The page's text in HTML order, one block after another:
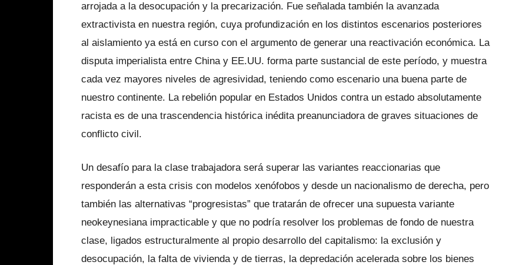
arrojada a la desocupación y la precarización. Fue señalada también la avanzada
extractivista en nuestra región, cuya profundización en los distintos escenarios posteriores
al aislamiento ya está en curso con el argumento de generar una reactivación económica. La
disputa imperialista entre China y EE.UU. forma parte sustancial de este período, y muestra
cada vez mayores niveles de agresividad, teniendo como escenario una buena parte de
nuestro continente. La rebelión popular en Estados Unidos contra un estado absolutamente
racista es de una trascendencia histórica inédita preanunciadora de graves situaciones de
conflicto civil.
Un desafío para la clase trabajadora será superar las variantes reaccionarias que
responderán a esta crisis con modelos xenófobos y desde un nacionalismo de derecha, pero
también las alternativas “progresistas” que tratarán de ofrecer una supuesta variante
neokeynesiana impracticable y que no podría resolver los problemas de fondo de nuestra
clase, ligados estructuralmente al propio desarrollo del capitalismo: la exclusión y
desocupación, la falta de vivienda y de tierras, la depredación acelerada sobre los bienes